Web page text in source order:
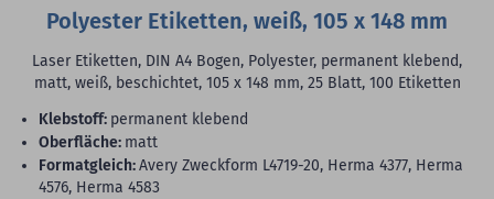
Polyester Etiketten, weiß, 105 x 148 mm
Laser Etiketten, DIN A4 Bogen, Polyester, permanent klebend,
matt, weiß, beschichtet, 105 x 148 mm, 25 Blatt, 100 Etiketten
Klebstoff: permanent klebend
Oberfläche: matt
Formatgleich:Avery Zweckform L4719-20, Herma 4377, Herma
4576, Herma 4583